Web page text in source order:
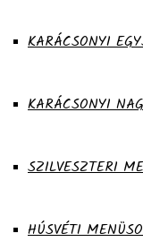
KARÁCSONYI
KARÁCSONYI
SZILVESZTERI
HÚSVÉTI